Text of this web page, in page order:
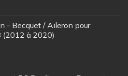
- Becquet / Aileron pour
(2012 à 2020)